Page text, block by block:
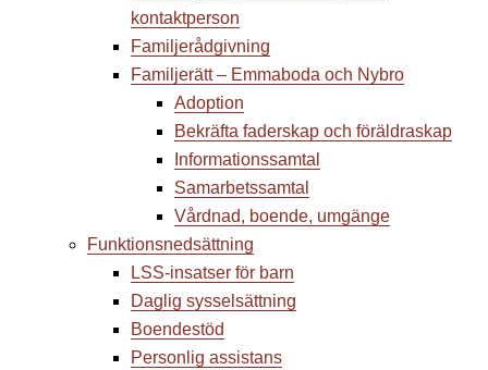
kontaktperson
Familjerådgivning
Familjerätt – Emmaboda och Nybro
Adoption
Bekräfta faderskap och föräldraskap
Informationssamtal
Samarbetssamtal
Vårdnad, boende, umgänge
Funktions­nedsättning
LSS-insatser för barn
Daglig sysselsättning
Boendestöd
Personlig assistans